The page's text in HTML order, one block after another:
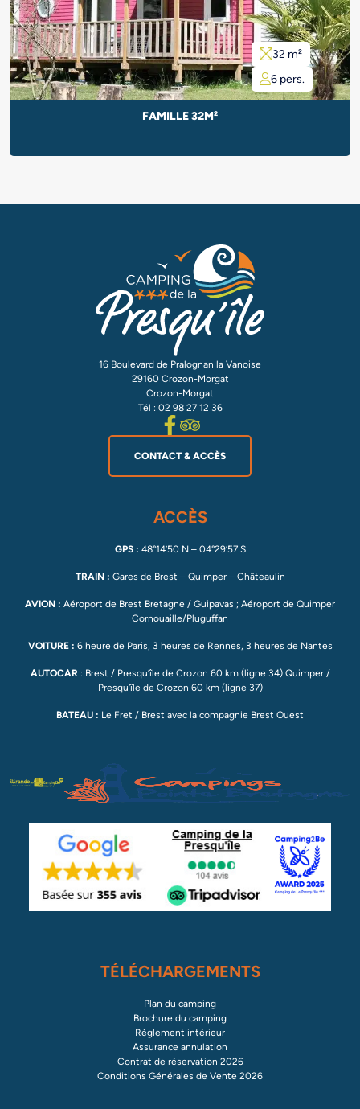
FAMILLE 32M²
32 m²
6 pers.
16 Boulevard de Pralognan la Vanoise
29160 Crozon-Morgat
Crozon-Morgat
Tél : 02 98 27 12 36
CONTACT & ACCÈS
ACCÈS
GPS : 48°14’50 N – 04°29’57 S
TRAIN : Gares de Brest – Quimper – Châteaulin
AVION : Aéroport de Brest Bretagne / Guipavas ; Aéroport de Quimper
Cornouaille/Pluguffan
VOITURE : 6 heure de Paris, 3 heures de Rennes, 3 heures de Nantes
AUTOCAR : Brest / Presqu’île de Crozon 60 km (ligne 34) Quimper /
Presqu’île de Crozon 60 km (ligne 37)
BATEAU : Le Fret / Brest avec la compagnie Brest Ouest
TÉLÉCHARGEMENTS
Plan du camping
Brochure du camping
Règlement intérieur
Assurance annulation
Contrat de réservation 2026
Conditions Générales de Vente 2026